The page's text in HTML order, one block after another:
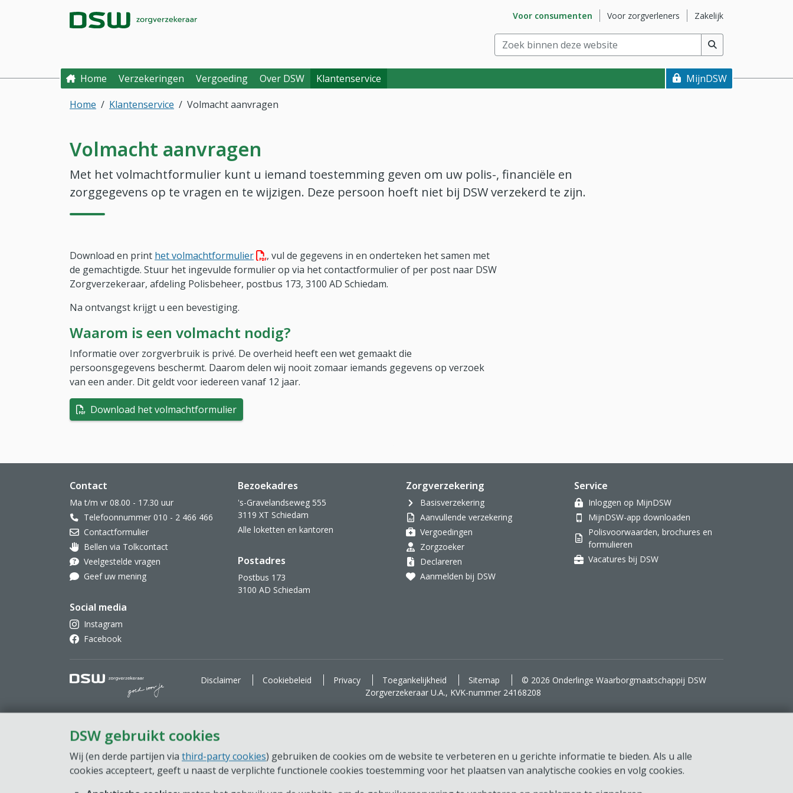
DSW gebruikt cookies
Wij (en derde partijen via third-party cookies) gebruiken de cookies om de website te verbeteren en u gerichte informatie te bieden. Als u alle
cookies accepteert, geeft u naast de verplichte functionele cookies toestemming voor het plaatsen van analytische cookies en volg cookies.
Direct naar hoofdinhoud
Direct naar hoofdmenu DSW Zorgverzekeraar. Goed voor je. Ga naar subsite
Voor consumenten Ga naar subsite
Voor zorgverleners Ga naar subsite
Zakelijk
Zoek binnen deze website(min. 2 tekens)
Home Verzekeringen Vergoeding Over DSW Klantenservice
MijnDSW
Home
Klantenservice Volmacht aanvragen
Volmacht aanvragen
Met het volmachtformulier kunt u iemand toestemming geven om uw polis-, financiële en
zorggegevens op te vragen en te wijzigen. Deze persoon hoeft niet bij DSW verzekerd te zijn.
Download en print het volmachtformulier(PDF bestand, download bestand)
, vul de gegevens in en onderteken het samen met
de gemachtigde. Stuur het ingevulde formulier op via het contactformulier of per post naar DSW
Zorgverzekeraar, afdeling Polisbeheer, postbus 173, 3100 AD Schiedam.
Na ontvangst krijgt u een bevestiging.
Waarom is een volmacht nodig?
Informatie over zorgverbruik is privé. De overheid heeft een wet gemaakt die
persoonsgegevens beschermt. Daarom delen wij nooit zomaar iemands gegevens op verzoek
van een ander. Dit geldt voor iedereen vanaf 12 jaar.
Download het volmachtformulier(PDF bestand, download bestand)
Website footer
Contact
Ma t/m vr 08.00 - 17.30 uur
Telefoonnummer 010 - 2 466 466
Contactformulier
Oor met hoortoestel
Bellen via Tolkcontact
Veelgestelde vragen
Geef uw mening
Social media
Instagram
Facebook
Bezoekadres
's-Gravelandseweg 555
3119 XT Schiedam
Alle loketten en kantoren
Postadres
Postbus 173
3100 AD Schiedam
Zorgverzekering
Basisverzekering
Aanvullende verzekering
Vergoedingen
Zorgzoeker
Declareren
Aanmelden bij DSW
Service
Inloggen op MijnDSW
MijnDSW-app downloaden
Polisvoorwaarden, brochures en
formulieren
Vacatures bij DSW
DSW Zorgverzekeraar. Goed voor je.
Disclaimer Cookiebeleid Privacy Toegankelijkheid Sitemap
© 2026 Onderlinge Waarborgmaatschappij DSW
Zorgverzekeraar U.A., KVK-nummer 24168208